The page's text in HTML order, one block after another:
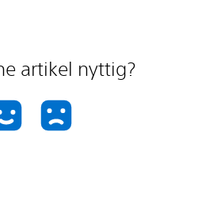
artikel nyttig?